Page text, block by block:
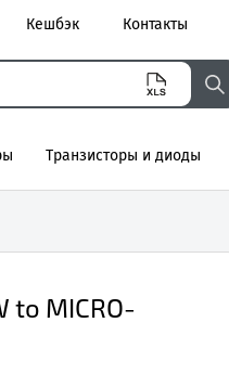
Кешбэк Контакты
Транзисторы и диоды
to MICRO-